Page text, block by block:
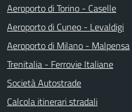
Aeroporto di Torino - Caselle
Aeroporto di Cuneo - Levaldigi
Aeroporto di Milano - Malpensa
Trenitalia - Ferrovie Italiane
Società Autostrade
Calcola itinerari stradali